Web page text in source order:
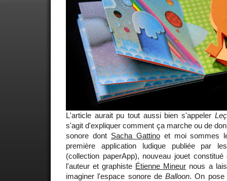
L'article aurait pu tout aussi bien s'appeler
s'agit d'expliquer comment ça marche ou de
sonore dont Sacha Gattinoet moi sommes
première application ludique publiée par
(collection paperApp), nouveau jouet
l'auteur et graphiste Étienne Mineur nous a
imaginer l'espace sonore deBalloon. On pose